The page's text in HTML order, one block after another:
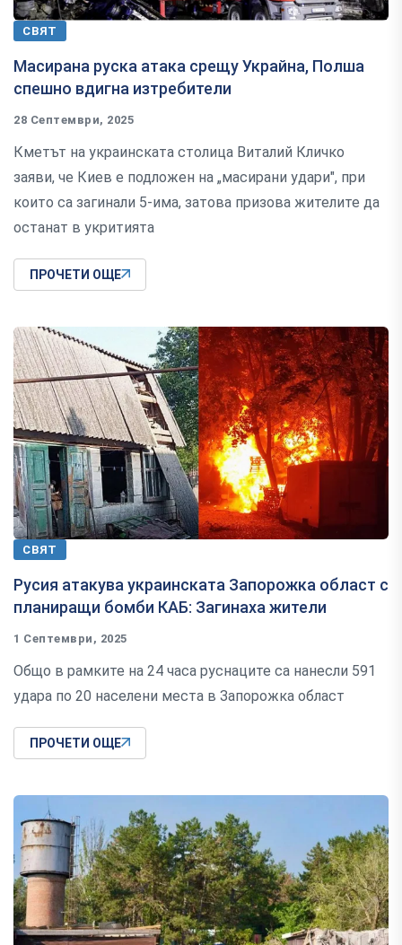
СВЯТ
Масирана руска атака срещу Украйна, Полша
спешно вдигна изтребители
28 Септември, 2025
Кметът на украинската столица Виталий Кличко
заяви, че Киев е подложен на „масирани удари", при
които са загинали 5-има, затова призова жителите да
останат в укритията
ПРОЧЕТИ ОЩЕ
СВЯТ
Русия атакува украинската Запорожка област с
планиращи бомби КАБ: Загинаха жители
1 Септември, 2025
Общо в рамките на 24 часа руснаците са нанесли 591
удара по 20 населени места в Запорожка област
ПРОЧЕТИ ОЩЕ